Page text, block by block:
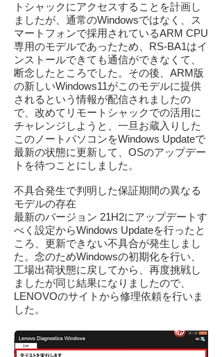
トシャックにアクセスすることを計画し
ましたが、通常のWindowsではなく、ス
マートフォンで採用されているARM CPU
専用のモデルであったため、RS-BA1はイ
ンストールできても通信ができなくて、
断念したところでした。その後、ARM版
の新しいWindows11がこのモデルに提供
されるという情報が配信されましたの
で、改めてリモートシャックでの活用に
チャレンジしようと、一旦お蔵入りした
このノートパソコンをWindows Updateで
最新の状態に更新して、OSのアップデー
トを待つことにしました。
不具合発生で判明した保証期間の異なる
モデルの存在
最新のバージョン 21H2にアップデートす
べく設定からWindows Updateを行ったと
ころ、更新できない不具合が発生しまし
た。念のためWindowsの初期化を行い、
工場出荷状態に戻してから、再度挑戦し
ましたが同じ結果になりましたので、
LENOVOのサイトから修理依頼を行いま
した。